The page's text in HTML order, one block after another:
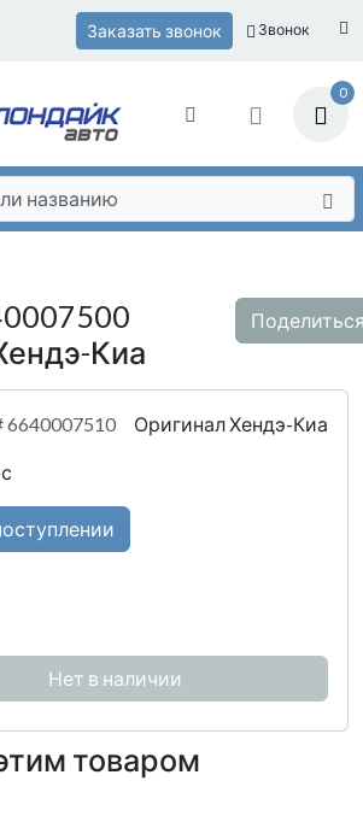
Заказать звонок Звонок
0
Киа
6640007510 Оригинал Хендэ-Киа
Нет в наличии
товаром